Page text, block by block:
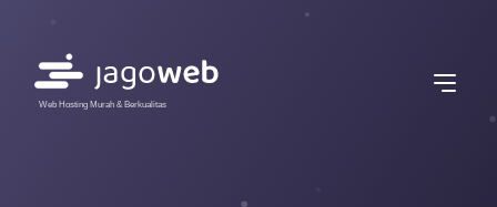
Web Hosting Murah & Berkualitas